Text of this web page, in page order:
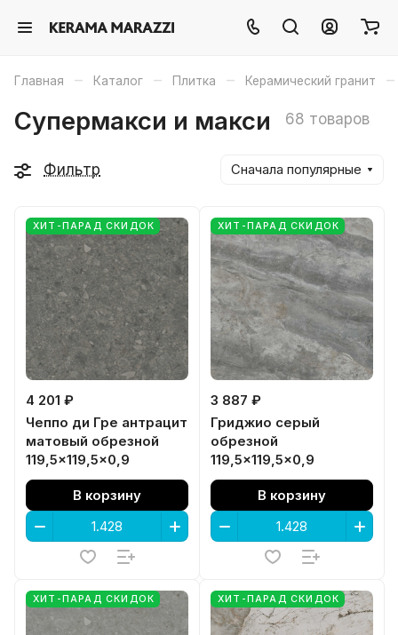
Главная – Каталог – Плитка – Керамический гранит –
Супермакси и макси 68 товаров
Фильтр Сначала популярные
ХИТ-ПАРАД СКИДОК
4 201 ₽
Чеппо ди Гре антрацит
матовый обрезной
119,5x119,5x0,9
В корзину
ХИТ-ПАРАД СКИДОК
3 887 ₽
Гриджио серый
обрезной
119,5x119,5x0,9
В корзину
ХИТ-ПАРАД СКИДОК ХИТ-ПАРАД СКИДОК